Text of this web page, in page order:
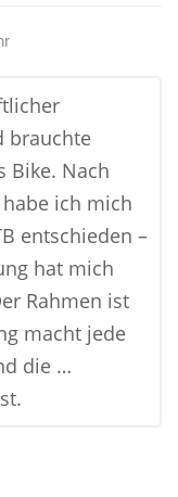
brauchte
Bike. Nach
ich mich
entschieden –
hat mich
Rahmen ist
macht jede
die …